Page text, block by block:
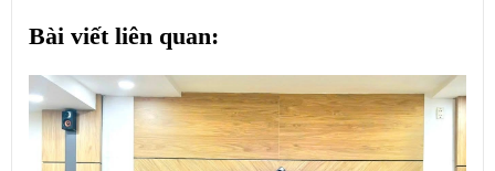
Bài viết liên quan: